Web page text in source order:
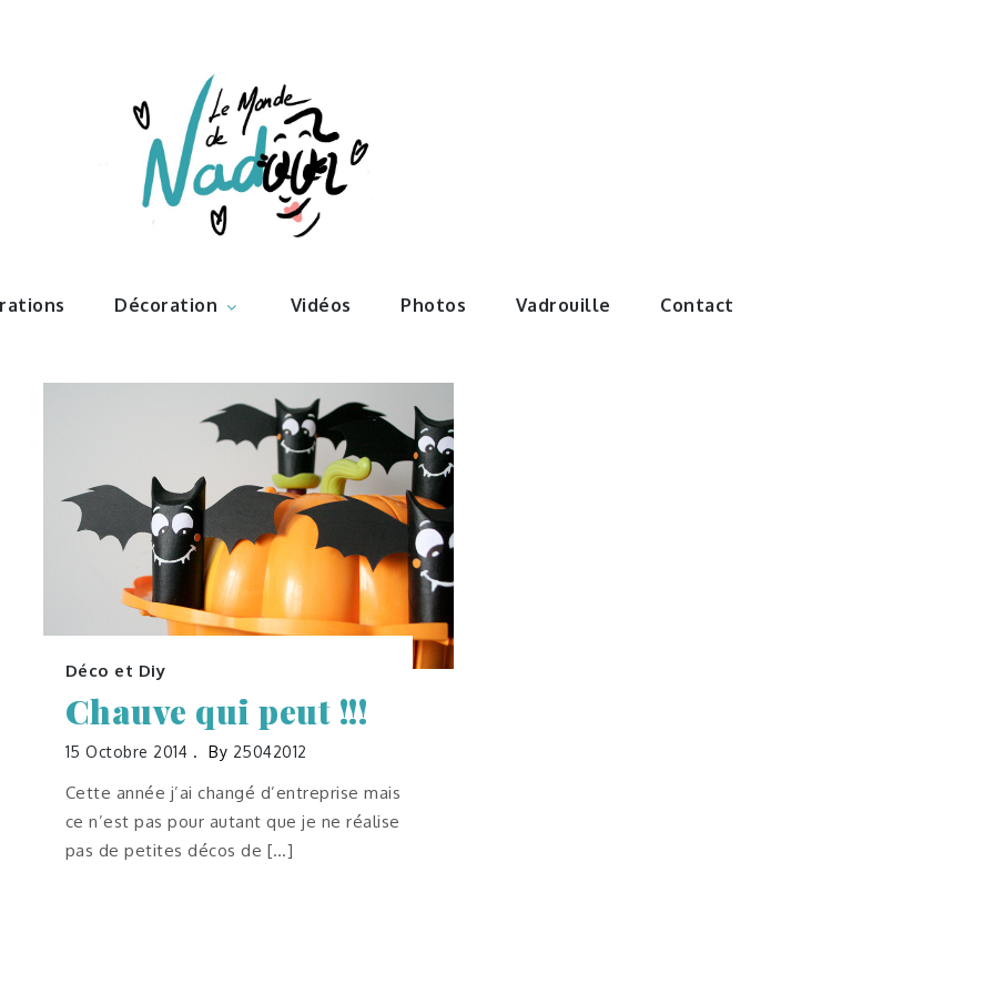
– le monde de
Nadoo
Décoration Vidéos Photos Vadrouille Contact
Déco et Diy
Chauve qui peut !!!
15 Octobre 2014 By 25042012
Cette année j’ai changé d’entreprise mais
ce n’est pas pour autant que je ne réalise
pas de petites décos de […]